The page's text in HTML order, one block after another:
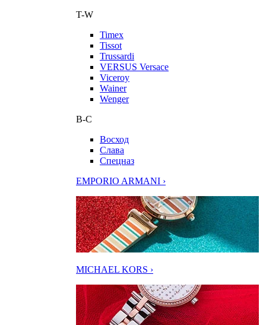
T-W
Timex
Tissot
Trussardi
VERSUS Versace
Viceroy
Wainer
Wenger
В-С
Восход
Слава
Спецназ
EMPORIO ARMANI ›
MICHAEL KORS ›